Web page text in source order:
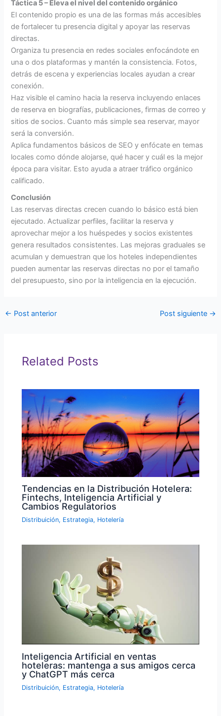
Táctica 5 – Eleva el nivel del contenido orgánico
El contenido propio es una de las formas más accesibles
de fortalecer tu presencia digital y apoyar las reservas
directas.
Organiza tu presencia en redes sociales enfocándote en
una o dos plataformas y mantén la consistencia. Fotos,
detrás de escena y experiencias locales ayudan a crear
conexión.
Haz visible el camino hacia la reserva incluyendo enlaces
de reserva en biografías, publicaciones, firmas de correo y
sitios de socios. Cuanto más simple sea reservar, mayor
será la conversión.
Aplica fundamentos básicos de SEO y enfócate en temas
locales como dónde alojarse, qué hacer y cuál es la mejor
época para visitar. Esto ayuda a atraer tráfico orgánico
calificado.
Conclusión
Las reservas directas crecen cuando lo básico está bien
ejecutado. Actualizar perfiles, facilitar la reserva y
aprovechar mejor a los huéspedes y socios existentes
genera resultados consistentes. Las mejoras graduales se
acumulan y demuestran que los hoteles independientes
pueden aumentar las reservas directas no por el tamaño
del presupuesto, sino por la inteligencia en la ejecución.
← Post anterior Post siguiente →
Related Posts
Tendencias en la Distribución Hotelera:
Fintechs, Inteligencia Artificial y
Cambios Regulatorios
Distribuición, Estrategia, Hotelería
Inteligencia Artificial en ventas
hoteleras: mantenga a sus amigos cerca
y ChatGPT más cerca
Distribuición, Estrategia, Hotelería